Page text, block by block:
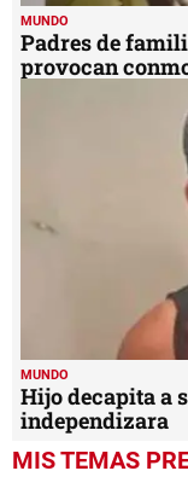
MUNDO
Padres de
provocan
MUNDO
Hijo decapita a
independizara
MIS TEMAS